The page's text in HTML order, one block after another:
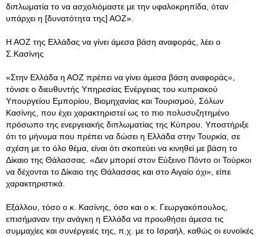
διπλωματία το να ασχολιόμαστε με την υφαλοκρηπίδα, όταν
υπάρχει η [δυνατότητα της] ΑΟΖ».
Η ΑΟΖ της Ελλάδας να γίνει άμεσα βάση αναφοράς, λέει ο
Σ.Κασίνης
«Στην Ελλάδα η ΑΟΖ πρέπει να γίνει άμεσα βάση αναφοράς»,
τόνισε ο διευθυντής Υπηρεσίας Ενέργειας του κυπριακού
Υπουργείου Εμπορίου, Βιομηχανίας και Τουρισμού, Σόλων
Κασίνης, που έχει χαρακτηριστεί ως το πιο πολυσυζητημένο
πρόσωπο της ενεργειακής διπλωματίας της Κύπρου. Υποστήριξε
ότι το μήνυμα που πρέπει να δώσει η Ελλάδα στην Τουρκία, σε
σχέση με το όλο θέμα, είναι ότι σκοπεύει να κινηθεί με βάση το
Δίκαιο της Θάλασσας. «Δεν μπορεί στον Εύξεινο Πόντο οι Τούρκοι
να δέχονται το Δίκαιο της Θάλασσας και στο Αιγαίο όχι», είπε
χαρακτηριστικά.
Εξάλλου, τόσο ο κ. Κασίνης, όσο και ο κ. Γεωργακόπουλος,
επισήμαναν την ανάγκη η Ελλάδα να προωθήσει άμεσα τις
συμμαχίες και συνέργειές της, π.χ. με το Ισραήλ, καθώς οι ευνοϊκές